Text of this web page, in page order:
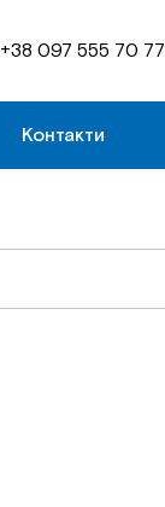
+38 097 555 70 77
Контакти